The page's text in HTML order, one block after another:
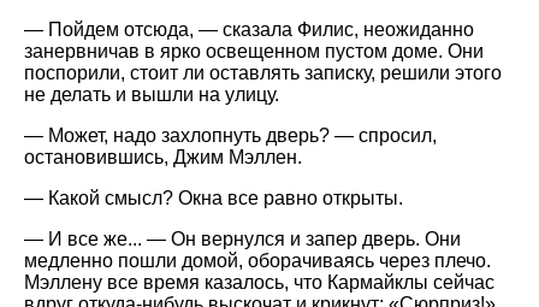
— Пойдем отсюда, — сказала Филис, неожиданно
занервничав в ярко освещенном пустом доме. Они
поспорили, стоит ли оставлять записку, решили этого
не делать и вышли на улицу.
— Может, надо захлопнуть дверь? — спросил,
остановившись, Джим Мэллен.
— Какой смысл? Окна все равно открыты.
— И все же... — Он вернулся и запер дверь. Они
медленно пошли домой, оборачиваясь через плечо.
Мэллену все время казалось, что Кармайклы сейчас